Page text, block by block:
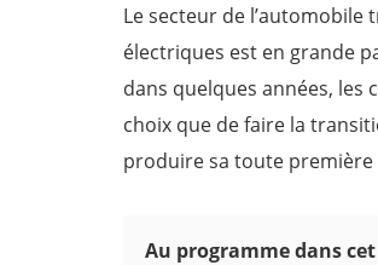
Le secteur de l’automobile
électriques est en grande
dans quelques années, les
choix que de faire la
produire sa toute première
Au programme dans